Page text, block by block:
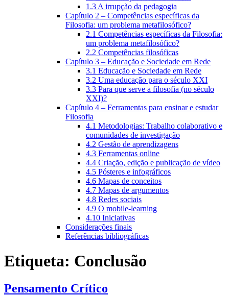
1.3 A irrupção da pedagogia
Capítulo 2 – Competências específicas da
Filosofia: um problema metafilosófico?
2.1 Competências específicas da Filosofia:
um problema metafilosófico?
2.2 Competências filosóficas
Capítulo 3 – Educação e Sociedade em Rede
3.1 Educação e Sociedade em Rede
3.2 Uma educação para o século XXI
3.3 Para que serve a filosofia (no século
XXI)?
Capítulo 4 – Ferramentas para ensinar e estudar
Filosofia
4.1 Metodologias: Trabalho colaborativo e
comunidades de investigação
4.2 Gestão de aprendizagens
4.3 Ferramentas online
4.4 Criação, edição e publicação de vídeo
4.5 Pósteres e infográficos
4.6 Mapas de conceitos
4.7 Mapas de argumentos
4.8 Redes sociais
4.9 O mobile-learning
4.10 Iniciativas
Considerações finais
Referências bibliográficas
Etiqueta: Conclusão
Pensamento Crítico